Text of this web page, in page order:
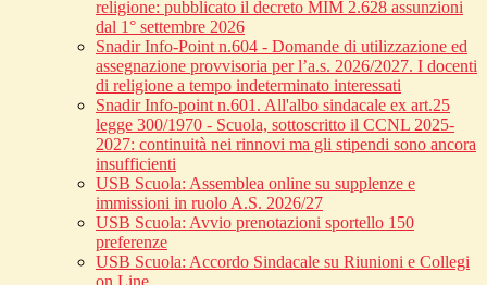
religione: pubblicato il decreto MIM 2.628 assunzioni
dal 1° settembre 2026
Snadir Info-Point n.604 - Domande di utilizzazione ed
assegnazione provvisoria per l’a.s. 2026/2027. I docenti
di religione a tempo indeterminato interessati
Snadir Info-point n.601. All'albo sindacale ex art.25
legge 300/1970 - Scuola, sottoscritto il CCNL 2025-
2027: continuità nei rinnovi ma gli stipendi sono ancora
insufficienti
USB Scuola: Assemblea online su supplenze e
immissioni in ruolo A.S. 2026/27
USB Scuola: Avvio prenotazioni sportello 150
preferenze
USB Scuola: Accordo Sindacale su Riunioni e Collegi